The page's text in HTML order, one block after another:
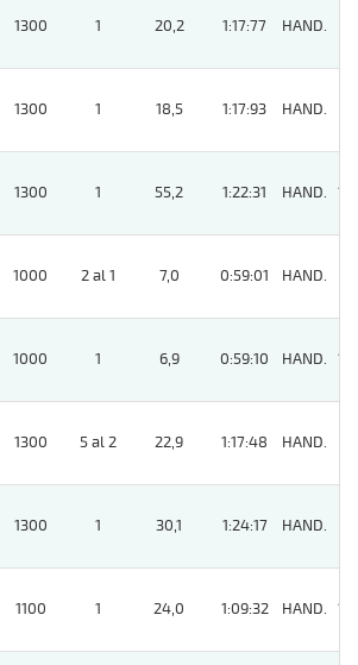
1300 1 20,2 1:17:77 HAND.
1300 1 18,5 1:17:93 HAND.
1300 1 55,2 1:22:31 HAND. 14
1000 2 al 1 7,0 0:59:01 HAND.
1000 1 6,9 0:59:10 HAND. 10
1300 5 al 2 22,9 1:17:48 HAND.
1300 1 30,1 1:24:17 HAND.
1100 1 24,0 1:09:32 HAND. 10